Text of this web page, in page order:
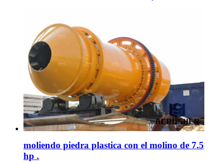
moliendo piedra plastica con el molino de 7.5
hp .